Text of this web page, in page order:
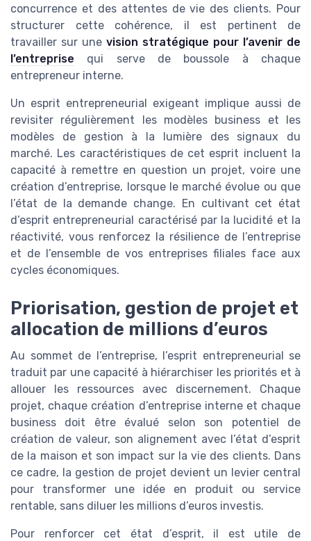
concurrence et des attentes de vie des clients. Pour
structurer cette cohérence, il est pertinent de
travailler sur une vision stratégique pour l’avenir de
l’entreprise qui serve de boussole à chaque
entrepreneur interne.
Un esprit entrepreneurial exigeant implique aussi de
revisiter régulièrement les modèles business et les
modèles de gestion à la lumière des signaux du
marché. Les caractéristiques de cet esprit incluent la
capacité à remettre en question un projet, voire une
création d’entreprise, lorsque le marché évolue ou que
l’état de la demande change. En cultivant cet état
d’esprit entrepreneurial caractérisé par la lucidité et la
réactivité, vous renforcez la résilience de l’entreprise
et de l’ensemble de vos entreprises filiales face aux
cycles économiques.
Priorisation, gestion de projet et
allocation de millions d’euros
Au sommet de l’entreprise, l’esprit entrepreneurial se
traduit par une capacité à hiérarchiser les priorités et à
allouer les ressources avec discernement. Chaque
projet, chaque création d’entreprise interne et chaque
business doit être évalué selon son potentiel de
création de valeur, son alignement avec l’état d’esprit
de la maison et son impact sur la vie des clients. Dans
ce cadre, la gestion de projet devient un levier central
pour transformer une idée en produit ou service
rentable, sans diluer les millions d’euros investis.
Pour renforcer cet état d’esprit, il est utile de